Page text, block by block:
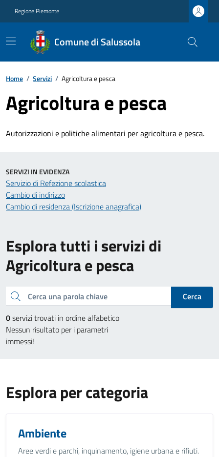
Regione Piemonte
Comune di Salussola
Home / Servizi / Agricoltura e pesca
Agricoltura e pesca
Autorizzazioni e politiche alimentari per agricoltura e pesca.
Esplora tutti i servizi di
Agricoltura e pesca
Cerca una parola chiave
Cerca
0servizi trovati in ordine alfabetico
Nessun risultato per i parametri
immessi!
SERVIZI IN EVIDENZA
Servizio di Refezione scolastica
Cambio di indirizzo
Cambio di residenza (Iscrizione anagrafica)
Esplora per categoria
Ambiente
Aree verdi e parchi, inquinamento, igiene urbana e rifiuti.